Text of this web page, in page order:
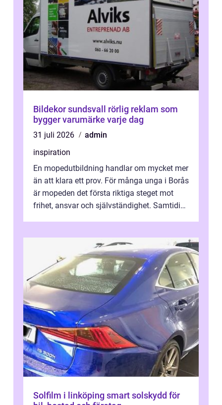
Bildekor sundsvall rörlig reklam som
bygger varumärke varje dag
31 juli 2026
admin
inspiration
En mopedutbildning handlar om mycket mer
än att klara ett prov. För många unga i Borås
är mopeden det första riktiga steget mot
frihet, ansvar och självständighet. Samtidigt
Solfilm i linköping smart solskydd för